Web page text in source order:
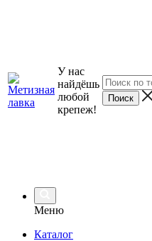
У нас
найдёшь
любой
крепеж!
Меню
Каталог